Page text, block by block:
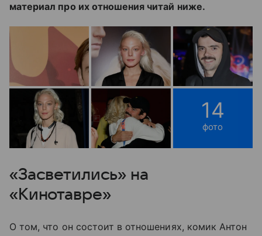
материал про их отношения читай ниже.
14
фото
«Засветились» на
«Кинотавре»
О том, что он состоит в отношениях, комик Антон